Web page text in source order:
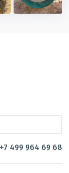
+7 499 964 69 68